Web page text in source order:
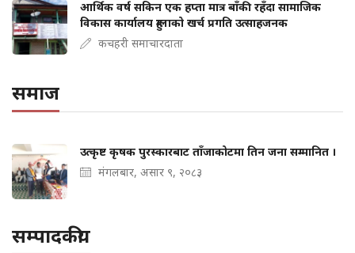
आर्थिक वर्ष सकिन एक हप्ता मात्र बाँकी रहँदा सामाजिक
विकास कार्यालय हुम्लाको खर्च प्रगति उत्साहजनक
कचहरी समाचारदाता
समाज
उत्कृष्ट कृषक पुरस्कारबाट ताँजाकोटमा तिन जना सम्मानित ।
मंगलबार, असार ९, २०८३
सम्पादकीय